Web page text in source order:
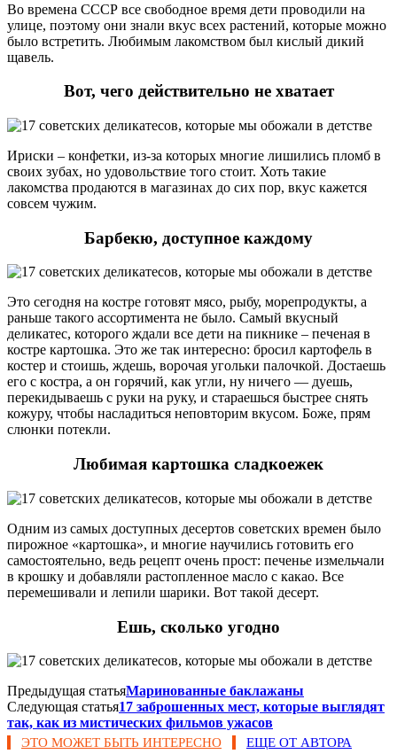
Во времена СССР все свободное время дети проводили на
улице, поэтому они знали вкус всех растений, которые можно
было встретить. Любимым лакомством был кислый дикий
щавель.
Вот, чего действительно не хватает
Ириски – конфетки, из-за которых многие лишились пломб в
своих зубах, но удовольствие того стоит. Хоть такие
лакомства продаются в магазинах до сих пор, вкус кажется
совсем чужим.
Барбекю, доступное каждому
Это сегодня на костре готовят мясо, рыбу, морепродукты, а
раньше такого ассортимента не было. Самый вкусный
деликатес, которого ждали все дети на пикнике – печеная в
костре картошка. Это же так интересно: бросил картофель в
костер и стоишь, ждешь, ворочая угольки палочкой. Достаешь
его с костра, а он горячий, как угли, ну ничего — дуешь,
перекидываешь с руки на руку, и стараешься быстрее снять
кожуру, чтобы насладиться неповторим вкусом. Боже, прям
слюнки потекли.
Любимая картошка сладкоежек
Одним из самых доступных десертов советских времен было
пирожное «картошка», и многие научились готовить его
самостоятельно, ведь рецепт очень прост: печенье измельчали
в крошку и добавляли растопленное масло с какао. Все
перемешивали и лепили шарики. Вот такой десерт.
Ешь, сколько угодно
Предыдущая статьяМаринованные баклажаны
Следующая статья17 заброшенных мест, которые выглядят
так, как из мистических фильмов ужасов
ЭТО МОЖЕТ БЫТЬ ИНТЕРЕСНО ЕЩЕ ОТ АВТОРА